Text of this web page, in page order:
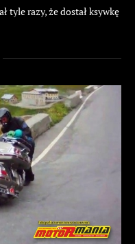
tyle razy, że dostał ksywkę